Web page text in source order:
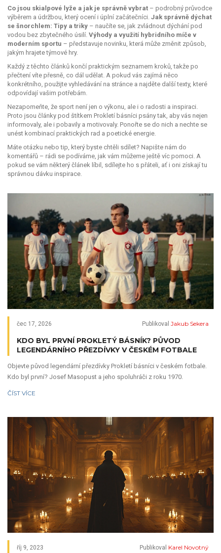
Co jsou skialpové lyže a jak je správně vybrat – podrobný průvodce
výběrem a údržbou, který ocení i úplní začátečníci. Jak správně dýchat
se šnorchlem: Tipy a triky – naučíte se, jak zvládnout dýchání pod
vodou bez zbytečného úsilí. Výhody a využití hybridního míče v
moderním sportu – představuje novinku, která může změnit způsob,
jakým hrajete týmové hry.
Každý z těchto článků končí praktickým seznamem kroků, takže po
přečtení víte přesně, co dál udělat. A pokud vás zajímá něco
konkrétního, použijte vyhledávání na stránce a najděte další texty, které
odpovídají vašim potřebám.
Nezapomeňte, že sport není jen o výkonu, ale i o radosti a inspiraci.
Proto jsou články pod štítkem Prokletí básníci psány tak, aby vás nejen
informovaly, ale i pobavily a motivovaly. Ponořte se do nich a nechte se
unést kombinací praktických rad a poetické energie.
Máte otázku nebo tip, který byste chtěli sdílet? Napište nám do
komentářů – rádi se podíváme, jak vám můžeme ještě víc pomoci. A
pokud se vám některý článek líbil, sdílejte ho s přáteli, ať i oni získají tu
správnou dávku inspirace.
čec 17, 2026 Publikoval Jakub Sekera
KDO BYL PRVNÍ PROKLETÝ BÁSNÍK? PŮVOD
LEGENDÁRNÍHO PŘEZDÍVKY V ČESKÉM FOTBALE
Objevte původ legendární přezdívky Prokletí básníci v českém fotbale.
Kdo byl první? Josef Masopust a jeho spoluhráči z roku 1970.
ČÍST VÍCE
říj 9, 2023 Publikoval Karel Novotný